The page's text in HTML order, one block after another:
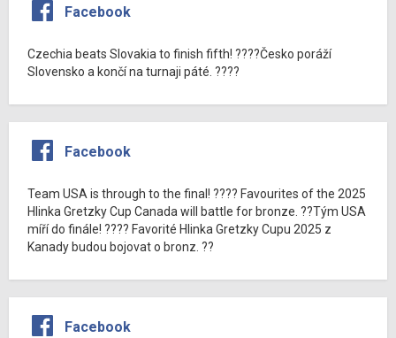
Facebook
Czechia beats Slovakia to finish fifth! ????Česko poráží
Slovensko a končí na turnaji páté. ????
Facebook
Team USA is through to the final! ???? Favourites of the 2025
Hlinka Gretzky Cup Canada will battle for bronze. ??Tým USA
míří do finále! ???? Favorité Hlinka Gretzky Cupu 2025 z
Kanady budou bojovat o bronz. ??
Facebook